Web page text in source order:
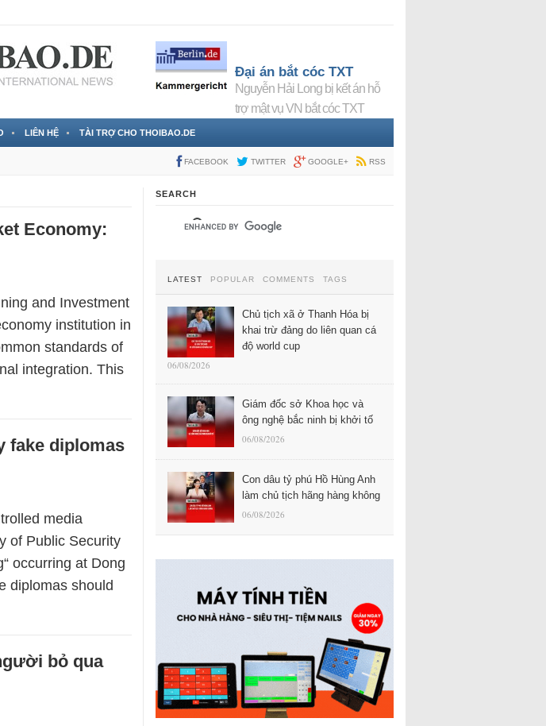
Đại án bắt cóc TXT
Nguyễn Hải Long bị kết án hỗ
trợ mật vụ VN bắt cóc TXT
LIÊN HỆ TÀI TRỢ CHO THOIBAO.DE
FACEBOOK TWITTER GOOGLE+ RSS
Economy:
and Investment
institution in
standards of
integration. This
fake diplomas
media
of Public Security
occurring at Dong
diplomas should
bỏ qua
SEARCH
LATEST POPULAR COMMENTS TAGS
Chủ tịch xã ở Thanh Hóa bị
khai trừ đảng do liên quan cá
độ world cup
06/08/2026
Giám đốc sở Khoa học và
ông nghệ bắc ninh bị khởi tố
06/08/2026
Con dâu tỷ phú Hồ Hùng Anh
làm chủ tịch hãng hàng không
06/08/2026